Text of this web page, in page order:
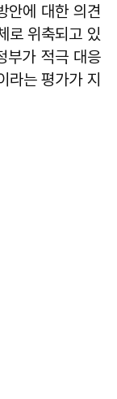
안에 대한 의견
로 위축되고 있
부가 적극 대응
라는 평가가 지